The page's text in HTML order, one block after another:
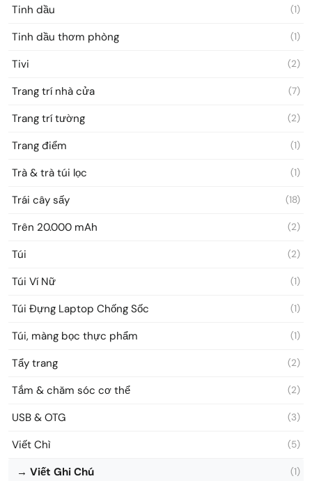
Tinh dầu (1)
Tinh dầu thơm phòng (1)
Tivi (2)
Trang trí nhà cửa (7)
Trang trí tường (2)
Trang điểm (1)
Trà & trà túi lọc (1)
Trái cây sấy (18)
Trên 20.000 mAh (2)
Túi (2)
Túi Ví Nữ (1)
Túi Đựng Laptop Chống Sốc (1)
Túi, màng bọc thực phẩm (1)
Tẩy trang (2)
Tắm & chăm sóc cơ thể (2)
USB & OTG (3)
Viết Chì (5)
→ Viết Ghi Chú (1)